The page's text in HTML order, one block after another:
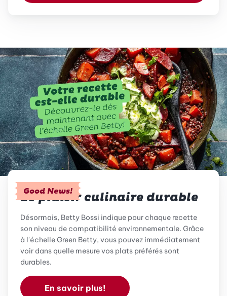
Good News!
Le plaisir culinaire durable
Désormais, Betty Bossi indique pour chaque recette
son niveau de compatibilité environnementale. Grâce
à l'échelle Green Betty, vous pouvez immédiatement
voir dans quelle mesure vos plats préférés sont
durables.
En savoir plus!